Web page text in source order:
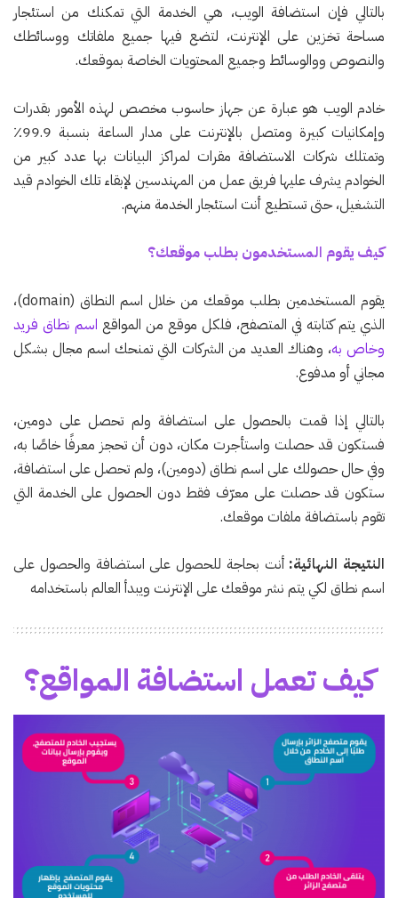
بالتالي فإن استضافة الويب، هي الخدمة التي تمكنك من استئجار
مساحة تخزين على الإنترنت، لتضع فيها جميع ملفاتك ووسائطك
والنصوص ووالوسائط وجميع المحتويات الخاصة بموقعك.
خادم الويب هو عبارة عن جهاز حاسوب مخصص لهذه الأمور بقدرات
وإمكانيات كبيرة ومتصل بالإنترنت على مدار الساعة بنسبة 99.9٪
وتمتلك شركات الاستضافة مقرات لمراكز البيانات بها عدد كبير من
الخوادم يشرف عليها فريق عمل من المهندسين لإبقاء تلك الخوادم قيد
التشغيل، حتى تستطيع أنت استئجار الخدمة منهم.
كيف يقوم المستخدمون بطلب موقعك؟
يقوم المستخدمين بطلب موقعك من خلال اسم النطاق (domain)،
الذي يتم كتابته في المتصفح، فلكل موقع من المواقع اسم نطاق فريد
وخاص به، وهناك العديد من الشركات التي تمنحك اسم مجال بشكل
مجاني أو مدفوع.
بالتالي إذا قمت بالحصول على استضافة ولم تحصل على دومين،
فستكون قد حصلت واستأجرت مكان، دون أن تحجز معرفًا خاصًا به،
وفي حال حصولك على اسم نطاق (دومين)، ولم تحصل على استضافة،
ستكون قد حصلت على معرّف فقط دون الحصول على الخدمة التي
تقوم باستضافة ملفات موقعك.
النتيجة النهائية: أنت بحاجة للحصول على استضافة والحصول على
اسم نطاق لكي يتم نشر موقعك على الإنترنت ويبدأ العالم باستخدامه
كيف تعمل استضافة المواقع؟